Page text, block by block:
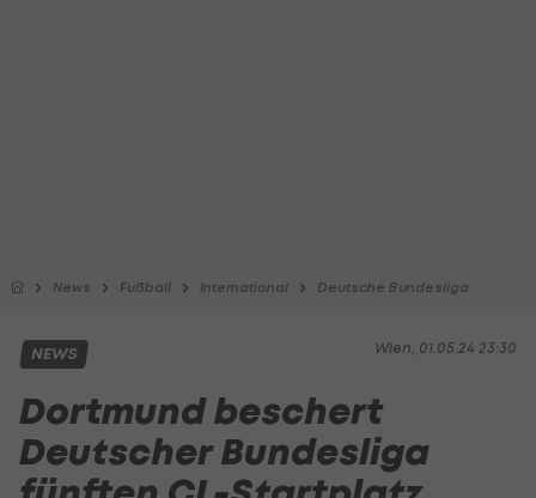
News Fußball International Deutsche Bundesliga
Wien, 01.05.24 23:30
NEWS
Dortmund beschert
Deutscher Bundesliga